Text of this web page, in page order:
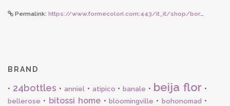
Permalink: https://www.formecolori.com:443/it_it/shop/borse_e_zaini/borse/dragon_diffusion_mini_flat_gora_navi/6815
BRAND
• 24bottles • anniel• atipico •banale • beija flor •
bellerose • bitossi home • bloomingville • bohonomad •